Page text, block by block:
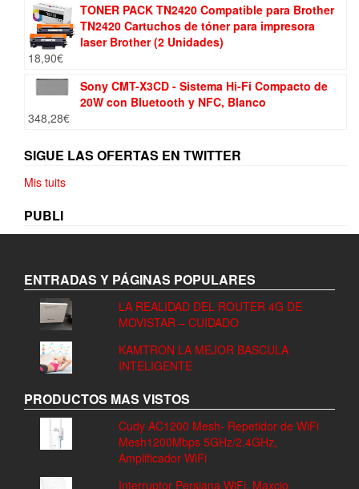
TONER PACK TN2420 Compatible para Brother
TN2420 Cartuchos de tóner para impresora
laser Brother (2 Unidades)
18,90€
Sony CMT-X3CD - Sistema Hi-Fi Compacto de
20W con Bluetooth y NFC, Blanco
348,28€
SIGUE LAS OFERTAS EN TWITTER
Mis tuits
PUBLI
ENTRADAS Y PÁGINAS POPULARES
LA REALIDAD DEL ROUTER 4G DE
MOVISTAR – CUIDADO
KAMTRON LA MEJOR BASCULA
INTELIGENTE
PRODUCTOS MAS VISTOS
Cudy AC1200 Mesh- Repetidor de WiFi
Mesh1200Mbps 5GHz/2.4GHz,
Amplificador WiFi
Interruptor Persiana WiFi, Maxcio